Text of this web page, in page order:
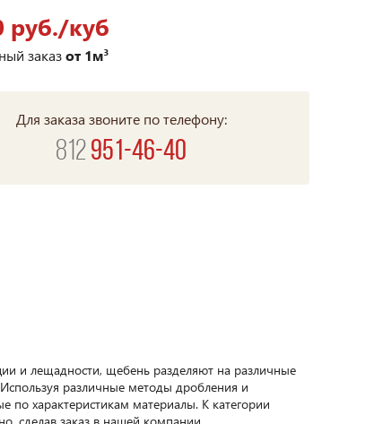
руб./куб
заказот 1м³
Для заказа звоните по телефону:
812951-46-40
и лещадности, щебень разделяют на различные
различные методы дробления и
по характеристикам материалы. К категории